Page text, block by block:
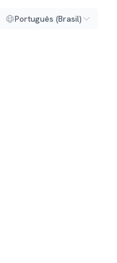
Português (Brasil)